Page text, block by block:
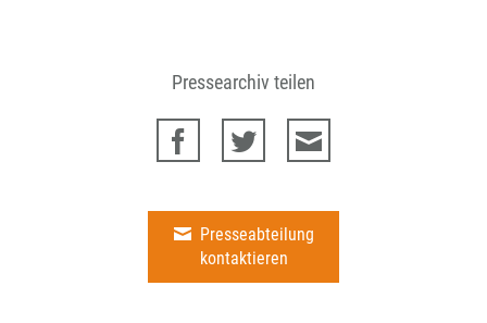
Pressearchiv teilen
Presseabteilung
kontaktieren